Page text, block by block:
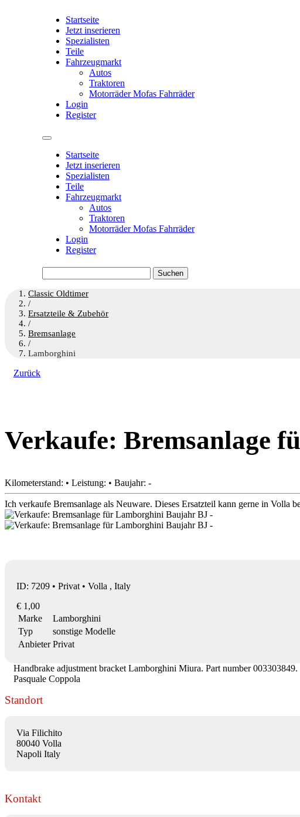
Startseite
Jetzt inserieren
Spezialisten
Teile
Fahrzeugmarkt
Autos
Traktoren
Motorräder Mofas Fahrräder
Login
Register
Startseite
Jetzt inserieren
Spezialisten
Teile
Fahrzeugmarkt
Autos
Traktoren
Motorräder Mofas Fahrräder
Login
Register
nach:
Classic Oldtimer
/
Ersatzteile & Zubehör
/
Bremsanlage
/
Lamborghini
Zurück
Verkaufe: Bremsanlage
Kilometerstand: • Leistung: • Baujahr: -
Ich verkaufe Bremsanlage als Neuware. Dieses Ersatzteil kann gerne in Volla
ID: 7209 • Privat • Volla , Italy
€ 1,00
Marke
Lamborghini
Typ
sonstige Modelle
Anbieter Privat
Handbrake adjustment bracket Lamborghini Miura. Part number
Pasquale Coppola
Standort
Via Filichito
80040 Volla
Napoli Italy
Kontakt